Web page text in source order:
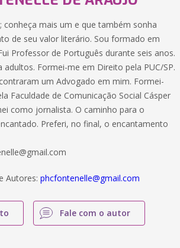
conheça mais um e que também sonha
de seu valor literário. Sou formado em
Professor de Português durante seis anos.
adultos. Formei-me em Direito pela PUC/SP.
um Advogado em mim. Formei-
Faculdade de Comunicação Social Cásper
como jornalista. O caminho para o
Preferi, no final, o encantamento
Autores: phcfontenelle@gmail.com
Fale com o autor